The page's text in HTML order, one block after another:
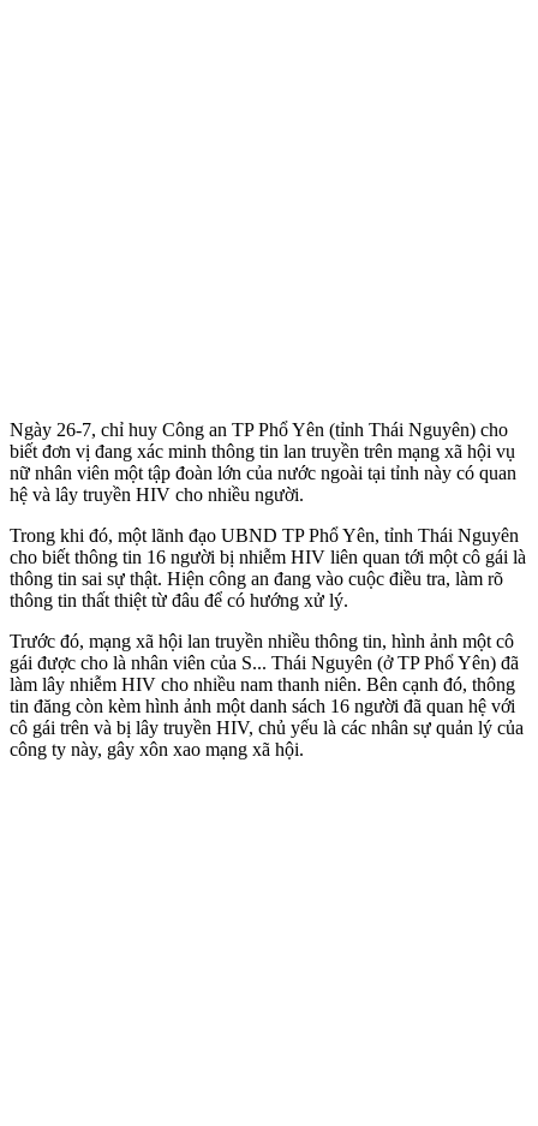
Ngày 26-7, chỉ huy Công an TP Phổ Yên (tỉnh Thái Nguyên) cho
biết đơn vị đang xác minh thông tin lan truyền trên mạng xã hội vụ
nữ nhân viên một tập đoàn lớn của nước ngoài tại tỉnh này có quan
hệ và lây truyền HIV cho nhiều người.
Trong khi đó, một lãnh đạo UBND TP Phổ Yên, tỉnh Thái Nguyên
cho biết thông tin 16 người bị nhiễm HIV liên quan tới một cô gái là
thông tin sai sự thật. Hiện công an đang vào cuộc điều tra, làm rõ
thông tin thất thiệt từ đâu để có hướng xử lý.
Trước đó, mạng xã hội lan truyền nhiều thông tin, hình ảnh một cô
gái được cho là nhân viên của S... Thái Nguyên (ở TP Phổ Yên) đã
làm lây nhiễm HIV cho nhiều nam thanh niên. Bên cạnh đó, thông
tin đăng còn kèm hình ảnh một danh sách 16 người đã quan hệ với
cô gái trên và bị lây truyền HIV, chủ yếu là các nhân sự quản lý của
công ty này, gây xôn xao mạng xã hội.